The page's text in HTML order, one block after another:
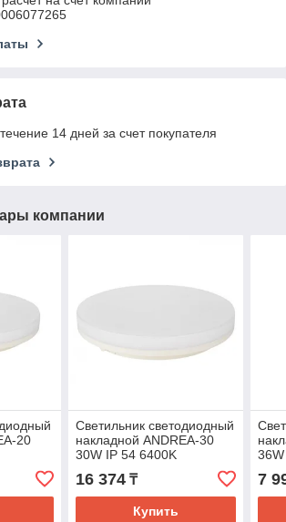
14 дней за счет покупателя
компании
20
Светильник светодиодный
накладной ANDREA-30
30W IP 54 6400K
16 374₸
Купить
7